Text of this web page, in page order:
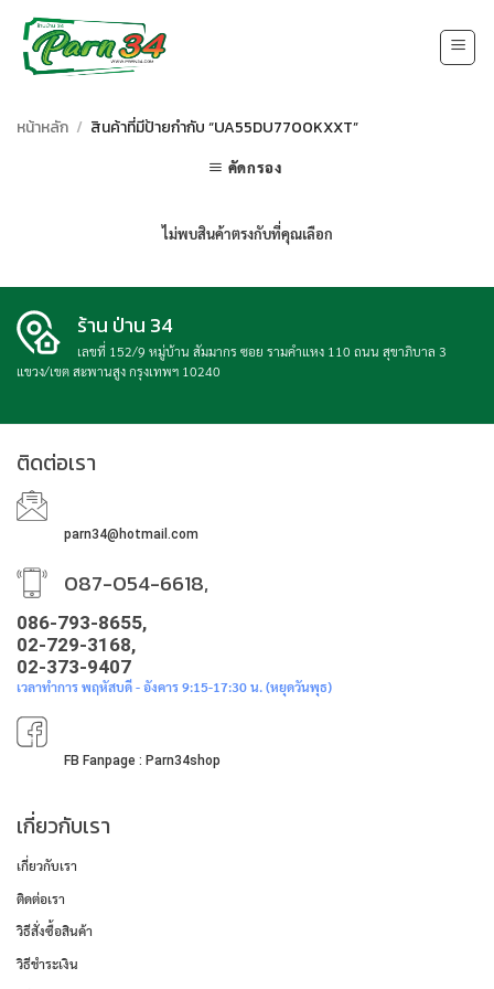
content
หน้าหลัก / สินค้าที่มีป้ายกำกับ “UA55DU7700KXXT”
คัดกรอง
ไม่พบสินค้าตรงกับที่คุณเลือก
ร้าน ป่าน 34
เลขที่ 152/9 หมู่บ้าน สัมมากร ซอย รามคำแหง 110 ถนน สุขาภิบาล 3
แขวง/เขต สะพานสูง กรุงเทพฯ 10240
ติดต่อเรา
parn34@hotmail.com
087-054-6618,
086-793-8655,
02-729-3168,
02-373-9407
เวลาทำการ พฤหัสบดี - อังคาร 9:15-17:30 น. (หยุดวันพุธ)
FB Fanpage : Parn34shop
เกี่ยวกับเรา
เกี่ยวกับเรา
ติดต่อเรา
วิธีสั่งซื้อสินค้า
วิธีชำระเงิน